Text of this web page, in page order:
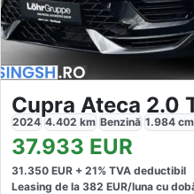
Cupra Ateca 2.0
2024 4.402 km Benzină 1.984
37.933 EUR
31.350 EUR + 21% TVA deductibil
Leasing de la 382 EUR/luna cu